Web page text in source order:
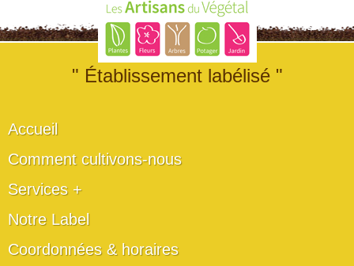
" Établissement labélisé "
Accueil
Comment cultivons-nous
Services +
Notre Label
Coordonnées & horaires